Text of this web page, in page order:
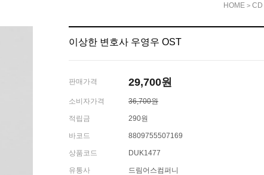
HOME > CD
이상한 변호사 우영우 OST
판매가격 29,700원
소비자가격 36,700원
적립금 290원
바코드 8809755507169
상품코드 DUK1477
유통사 드림어스컴퍼니